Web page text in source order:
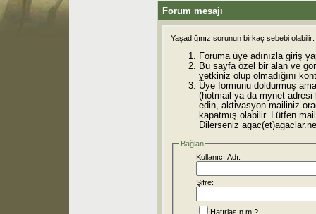
Forum mesajı
Yaşadığınız sorunun birkaç sebebi olabilir:
Foruma üye adınızla giriş
Bu sayfa özel bir alan ve
yetkiniz olup olmadığını
Üye formunu doldurmuş
(hotmail ya da mynet adresi
edin, aktivasyon mailiniz
kapatmış olabilir. Lütfen
Dilerseniz
Bağlan
Kullanıcı Adı:
Şifre:
Hatırlasın mı?